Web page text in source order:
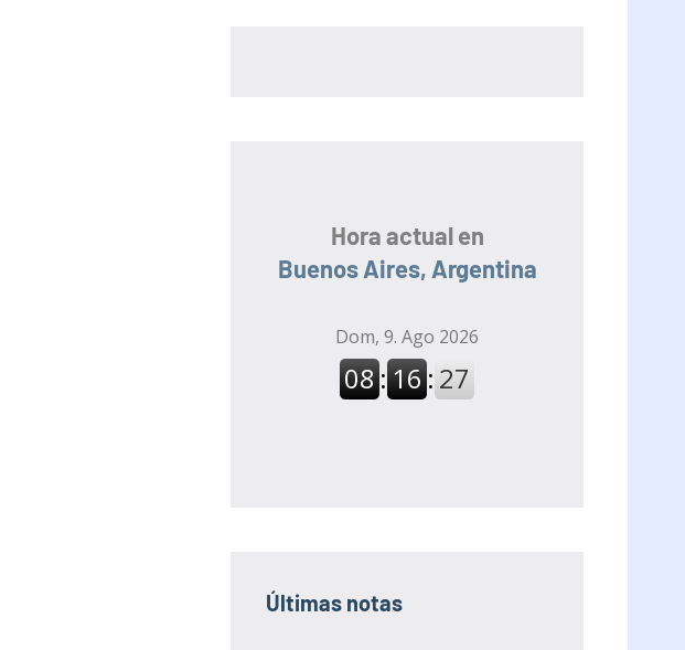
Hora actual en
Buenos Aires, Argentina
Últimas notas